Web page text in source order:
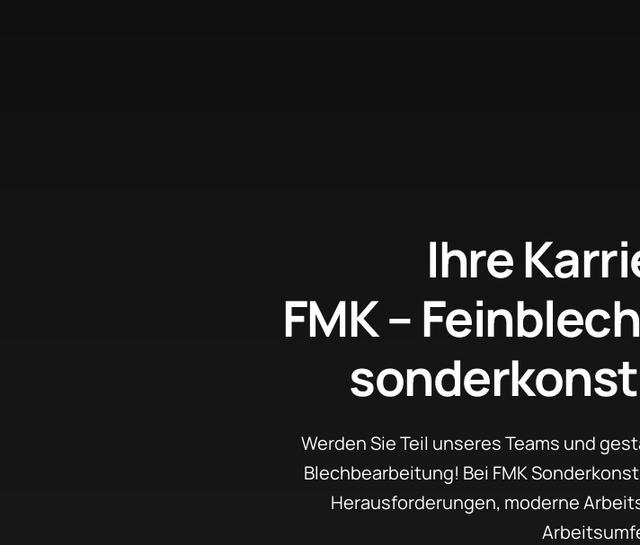
Ihre
FMK –
Werden Sie Teil unseres Teams und
Blechbearbeitung! Bei FMK
Herausforderungen, moderne